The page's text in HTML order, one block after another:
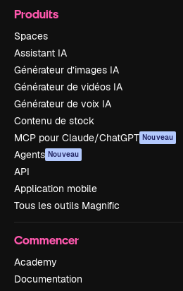
Produits
Spaces
Assistant IA
Générateur d’images IA
Générateur de vidéos IA
Générateur de voix IA
Contenu de stock
MCP pour Claude/ChatGPT Nouveau
Agents Nouveau
API
Application mobile
Tous les outils Magnific
Commencer
Academy
Documentation